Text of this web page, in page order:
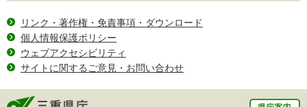
リンク・著作権・免責事項・ダウンロード
個人情報保護ポリシー
ウェブアクセシビリティ
サイトに関するご意見・お問い合わせ